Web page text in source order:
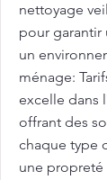
nettoyage
pour
un
ménage:
excelle dans
offrant des
chaque type
une propreté